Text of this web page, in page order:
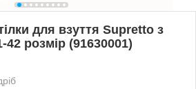
для взуття Supretto з
42 розмір (91630001)